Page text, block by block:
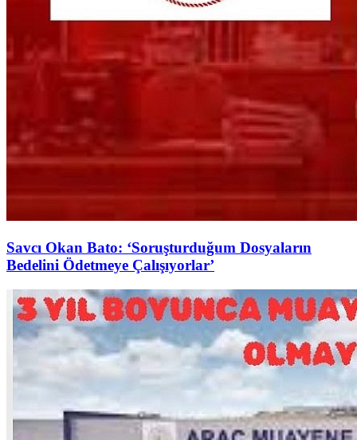
Savcı Okan Bato: ‘Soruşturduğum Dosyaların
Bedelini Ödetmeye Çalışıyorlar’